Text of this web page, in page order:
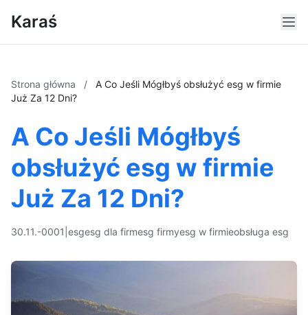
Karaś
Strona główna /
A Co Jeśli Mógłbyś obsłużyć esg w firmie
Już Za 12 Dni?
A Co Jeśli Mógłbyś
obsłużyć esg w firmie
Już Za 12 Dni?
30.11.-0001 esgesg dla firmesg firmyesg w firmieobsługa esg